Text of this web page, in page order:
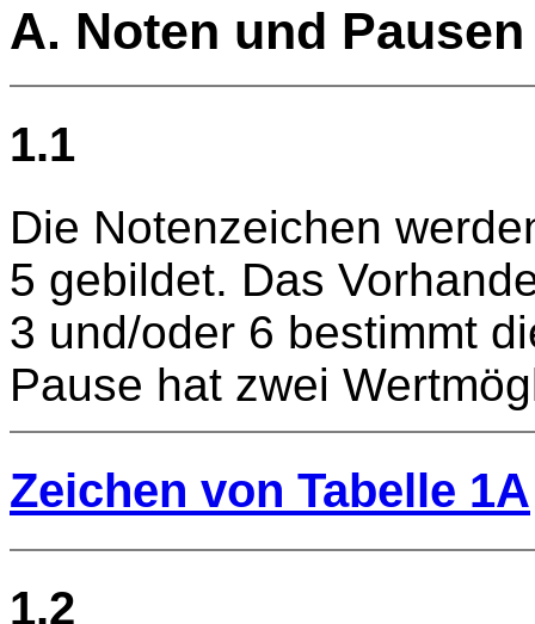
A. Noten und Pausen
1.1
Die Notenzeichen
5 gebildet. Das
3 und/oder 6 bestimmt
Pause hat zwei
Zeichen von Tabelle 1A
1.2